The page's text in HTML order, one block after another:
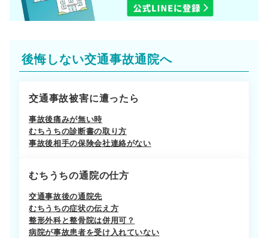
後悔しない交通事故通院へ
交通事故被害に遭ったら
事故後痛みが無い時
むちうちの診断書の取り方
事故後相手の保険会社連絡がない
むちうちの通院の仕方
交通事故後の通院先
むちうちの症状の伝え方
整形外科と整骨院は併用可？
病院が事故患者を受け入れていない